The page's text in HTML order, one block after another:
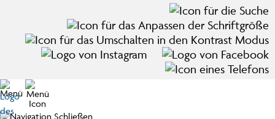
Zum Hauptinhalt der Seite springen
Menü